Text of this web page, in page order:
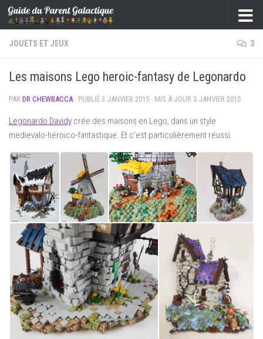
Skip to content
JOUETS ET JEUX 3
Les maisons Lego heroic-fantasy de Legonardo
PAR DR CHEWBACCA · PUBLIÉ 3 JANVIER 2015 · MIS À JOUR 3 JANVIER 2015
Legonardo Davidy crée des maisons en Lego, dans un style
medievalo-héroico-fantastique. Et c’est particulièrement réussi.